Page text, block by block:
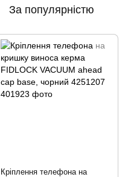
За популярністю
Кріплення телефона на